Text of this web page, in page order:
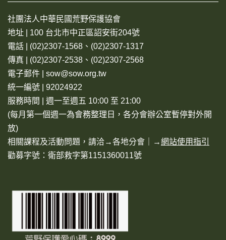
社團法人中華民國荒野保護協會
地址 | 100 台北市中正區詔安街204號
電話 | (02)2307-1568、(02)2307-1317
傳真 | (02)2307-2538、(02)2307-2568
電子郵件 | sow@sow.org.tw
統一編號 | 92024922
服務時間 | 週一至週五 10:00 至 21:00
(每月第一個週一為會務整理日，各分會辦公室暫停對外開
放)
相關課程及活動問題，請洽→各地分會 ｜→網站使用指引
勸募字號：衛部救字第1151360011號